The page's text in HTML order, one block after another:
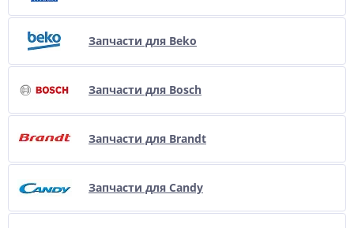
Запчасти для Beko
Запчасти для Bosch
Запчасти для Brandt
Запчасти для Candy